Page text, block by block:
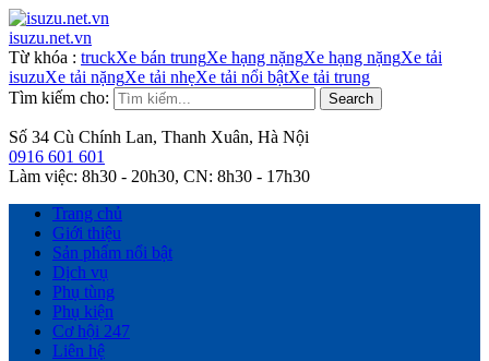
isuzu.net.vn
Từ khóa : truckXe bán trungXe hạng nặngXe hạng nặngXe tải
isuzuXe tải nặngXe tải nhẹXe tải nổi bậtXe tải trung
Tìm kiếm cho:
Search
Số 34 Cù Chính Lan, Thanh Xuân, Hà Nội
0916 601 601
Làm việc: 8h30 - 20h30, CN: 8h30 - 17h30
Trang chủ
Giới thiệu
Sản phẩm nổi bật
Dịch vụ
Phụ tùng
Phụ kiện
Cơ hội 247
Liên hệ